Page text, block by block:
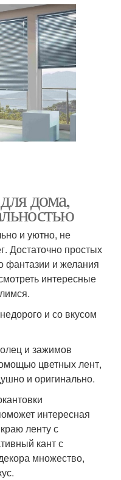
дома,
и уютно, не
Достаточно простых
фантазии и желания
интересные
и со вкусом
и зажимов
цветных лент,
и оригинально.
интересная
ленту с
кант с
множество,